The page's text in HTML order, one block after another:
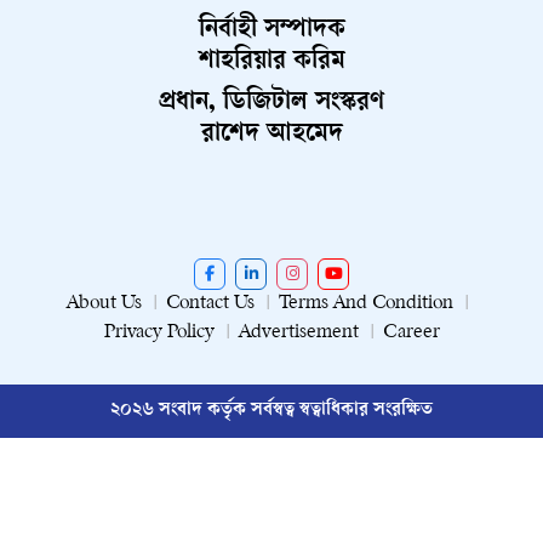
নির্বাহী সম্পাদক
শাহরিয়ার করিম
প্রধান, ডিজিটাল সংস্করণ
রাশেদ আহমেদ
About Us Contact Us
Terms And Condition
Privacy Policy
Advertisement Career
২০২৬ সংবাদ কর্তৃক সর্বস্বত্ব স্বত্বাধিকার সংরক্ষিত